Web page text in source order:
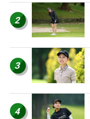
2
3
4